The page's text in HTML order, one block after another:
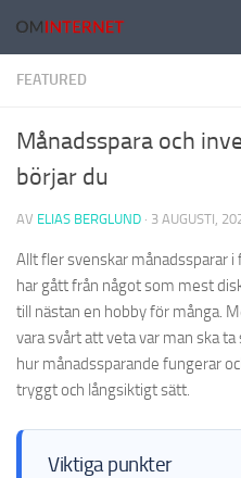
Hoppa till innehåll
FEATURED
Månadsspara och
börjar du
AV ELIAS BERGLUND · 3 AUGUSTI,
Allt fler svenskar månadssparar
har gått från något som mest
till nästan en hobby för många.
vara svårt att veta var man ska
hur månadssparande fungerar
tryggt och långsiktigt sätt.
Viktiga punkter